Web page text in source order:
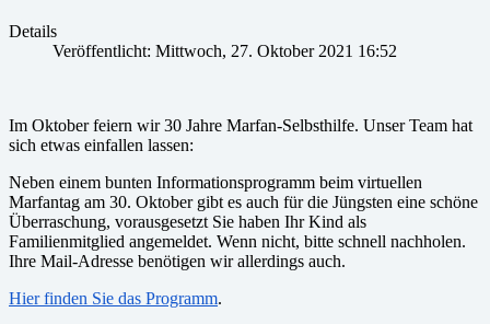
Details
Veröffentlicht: Mittwoch, 27. Oktober 2021 16:52
Im Oktober feiern wir 30 Jahre Marfan-Selbsthilfe. Unser Team hat
sich etwas einfallen lassen:
Neben einem bunten Informationsprogramm beim virtuellen
Marfantag am 30. Oktober gibt es auch für die Jüngsten eine schöne
Überraschung, vorausgesetzt Sie haben Ihr Kind als
Familienmitglied angemeldet. Wenn nicht, bitte schnell nachholen.
Ihre Mail-Adresse benötigen wir allerdings auch.
Hier finden Sie das Programm.